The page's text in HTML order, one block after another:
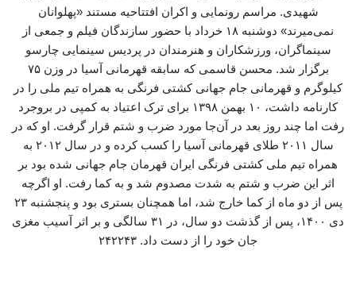
شهیدی. مراسم رونمایی و اکران افتتاحیه مستند «پهلوانان
نمی‌میرند» دوشنبه ۱۸ خرداد با حضور سازندگان فیلم و جمعی از
سینماگران، ورزشکاران و هنرمندان در پردیس سینمایی چارسو
برگزار شد. محسن قاسمی که سابقه قهرمانی آسیا در وزن ۷۵
کیلوگرم و قهرمانی جام جهانی کشتی فرنگی به همراه تیم ملی را در
کارنامه داشت، ۱۰ بهمن ۱۳۹۸ برای ترک اعتیاد به کمپی در بروجرد
رفت اما چند روز بعد در آن‌جا مورد ضرب و شتم قرار گرفت. او که در
سال ۲۰۱۱ طلای قهرمانی آسیا را کسب کرده و در سال ۲۰۱۲ به
همراه تیم ملی کشتی فرنگی ایران قهرمان جام جهانی شده بود بر
اثر این ضرب و شتم به شدت مصدوم شد و به کما رفت. او اگرچه
پس از دو ماه از کما خارج شد، اما همچنان بستری بود و پنجشنبه ۲۳
دی ۱۴۰۰، پس از گذشت دو سال، در ۳۱ سالگی و بر اثر آسیب مغزی
جان خود را از دست داد. ۲۴۲۲۴۳